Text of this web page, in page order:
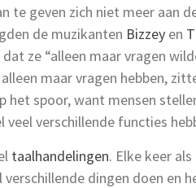
te geven zich niet meer aan
de muzikanten Bizzey en
ze “alleen maar vragen
maar vragen hebben,
het spoor, want mensen
veel verschillende functies
taalhandelingen. Elke keer
dingen doen en